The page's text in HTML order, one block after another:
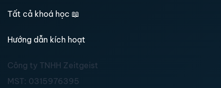
Tất cả khoá học 📖
Hướng dẫn kích hoạt
Công ty TNHH Zeitgeist
MST: 0315976395